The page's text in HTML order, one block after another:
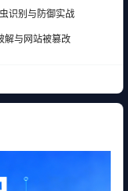
识别与防御实战
解与网站被篡改